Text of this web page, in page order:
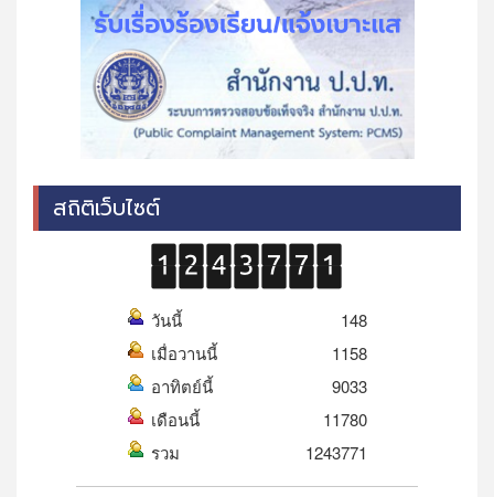
สถิติเว็บไซต์
วันนี้
148
เมื่อวานนี้
1158
อาทิตย์นี้
9033
เดือนนี้
11780
รวม
1243771